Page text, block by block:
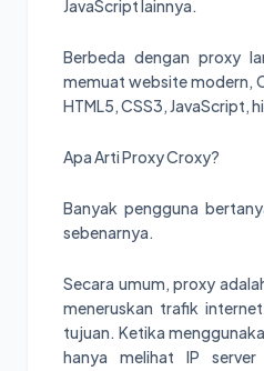
JavaScript lainnya.
Berbeda dengan proxy
memuat website modern,
HTML5, CSS3, JavaScript,
Apa Arti Proxy Croxy?
Banyak pengguna
sebenarnya.
Secara umum, proxy
meneruskan trafik
tujuan. Ketika
hanya melihat IP